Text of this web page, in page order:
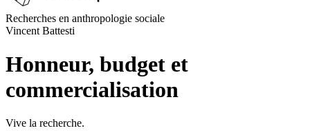
Recherches en anthropologie sociale
Vincent Battesti
Honneur, budget et
commercialisation
Vive la recherche.